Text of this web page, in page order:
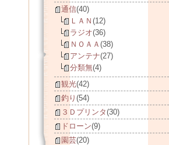
通信(40)
ＬＡＮ (12)
ラジオ(36)
ＮＯＡＡ (38)
アンテナ(27)
分類無(4)
観光(42)
釣り (54)
３Ｄプリンタ(30)
ドローン(9)
園芸(20)